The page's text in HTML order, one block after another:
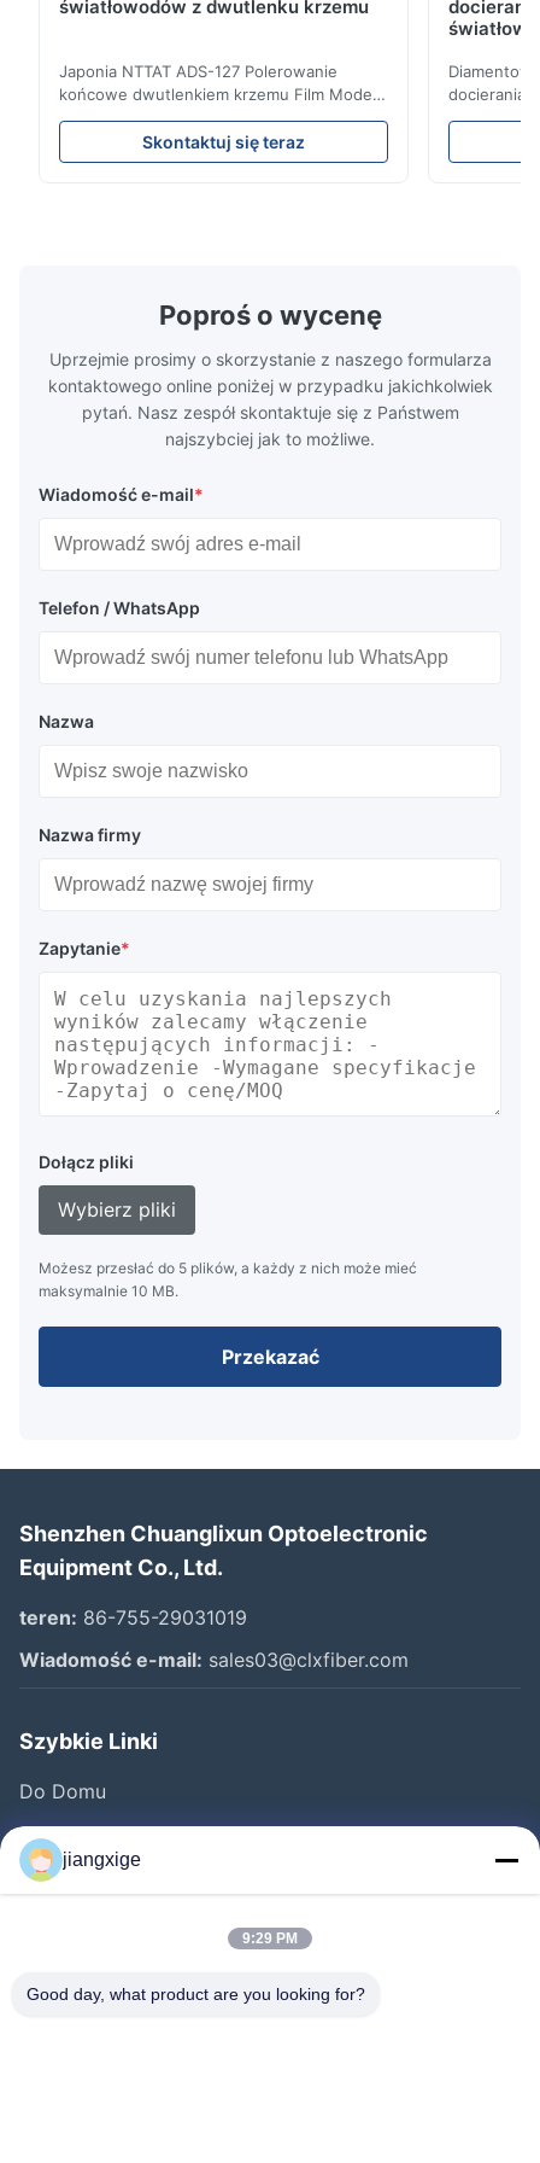
światłowodów z dwutlenku krzemu
Japonia NTTAT ADS-127 Polerowanie
końcowe dwutlenkiem krzemu Film Model:
ADS-127 Miejsce pochodzenia:Japonia
Szybki szczegół ● Równomiernie
rozpylone cząsteczki na powlekanej
Skontaktuj się teraz
docierania
krosowego
dyspersja
Poproś o wycenę
Uprzejmie prosimy o skorzystanie z naszego formularza
kontaktowego online poniżej w przypadku jakichkolwiek
pytań. Nasz zespół skontaktuje się z Państwem
najszybciej jak to możliwe.
Wiadomość e-mail*
Telefon / WhatsApp
Nazwa
Nazwa firmy
Zapytanie*
Dołącz pliki
Wybierz pliki
Możesz przesłać do 5 plików, a każdy z nich może mieć
maksymalnie 10 MB.
Przekazać
Shenzhen Chuanglixun Optoelectronic
Equipment Co., Ltd.
teren: 86-755-29031019
Wiadomość e-mail: sales03@clxfiber.com
Szybkie Linki
Do Domu
Produkty
O Nas
Skontaktuj Się Z Nami
jiangxige
9:29 PM
Good day, what product are you looking for?